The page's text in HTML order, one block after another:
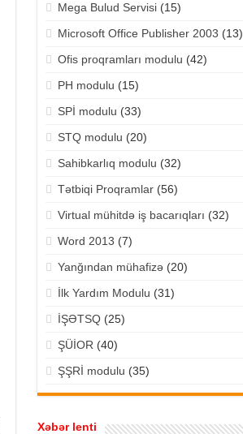
Mega Bulud Servisi(15)
Microsoft Office Publisher 2003 (13)
Ofis proqramları modulu (42)
PH modulu (15)
SPİ modulu (33)
STQ modulu (20)
Sahibkarlıq modulu (32)
Tətbiqi Proqramlar(56)
Virtual mühitdə iş bacarıqları (32)
Word 2013 (7)
Yanğından mühafizə(20)
İlk Yardım Modulu (31)
İŞƏTSQ(25)
ŞÜİOR (40)
ŞŞRİ modulu (35)
Xəbər lenti